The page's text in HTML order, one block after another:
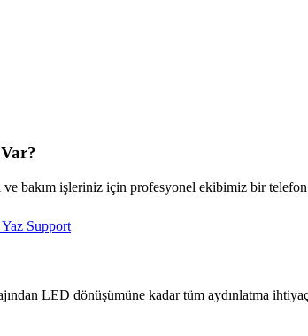
bakım işleriniz için profesyonel ekibimiz bir telefon
Support
LED dönüşümüne kadar tüm aydınlatma